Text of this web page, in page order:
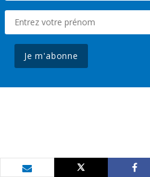
Je m'abonne